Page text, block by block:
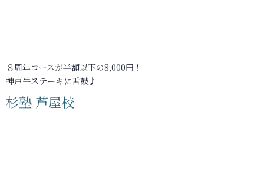
８周年コースが半額以下の8,000円！
神戸牛ステーキに舌鼓♪
杉塾 芦屋校